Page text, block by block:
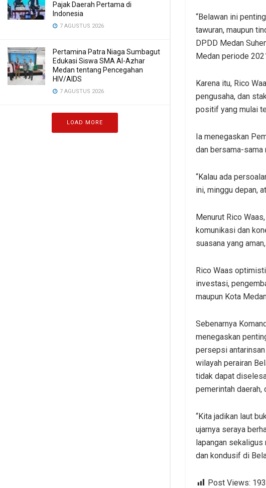
Pajak Daerah Pertama di
Indonesia
7 AGUSTUS 2026
Pertamina Patra Niaga Sumbagut
Edukasi Siswa SMA Al-Azhar
Medan tentang Pencegahan
HIV/AIDS
7 AGUSTUS 2026
LOAD MORE
“Belawan ini
tawuran, maupun
DPDD Medan
Medan periode
Karena itu, Rico
pengusaha, dan
positif yang mulai
Ia menegaskan
dan bersama-sama
“Kalau ada
ini, minggu depan,
Menurut Rico
komunikasi dan
suasana yang
Rico Waas
investasi,
maupun Kota
Sebenarnya
menegaskan
persepsi
wilayah perairan
tidak dapat
pemerintah daerah,
“Kita jadikan laut
ujarnya seraya
lapangan
dan kondusif di
Post Views: 193